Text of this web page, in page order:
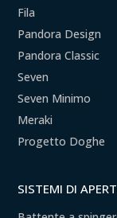
Fila
Pandora Design
Pandora Classic
Seven
Seven Minimo
Meraki
Progetto Doghe
SISTEMI DI